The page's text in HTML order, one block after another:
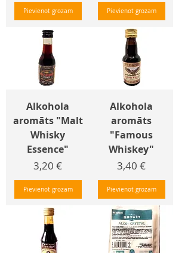
Pievienot grozam Pievienot grozam
Alkohola
aromāts "Malt
Whisky
Essence"
Cena
3,20 €
Pievienot grozam
Alkohola
aromāts
"Famous
Whiskey"
Cena
3,40 €
Pievienot grozam